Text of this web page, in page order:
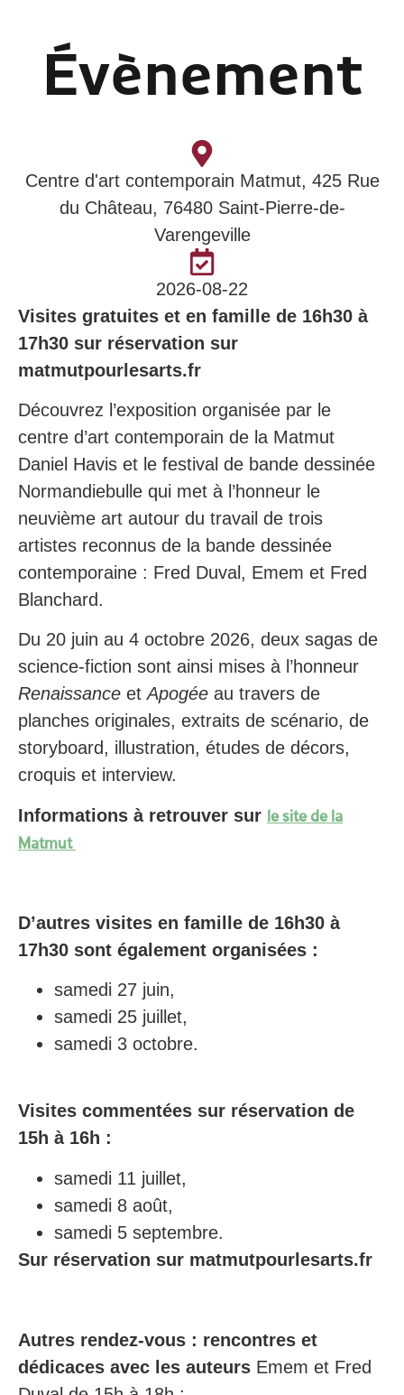
Évènement
Centre d'art contemporain Matmut, 425 Rue
du Château, 76480 Saint-Pierre-de-
Varengeville
2026-08-22
Visites gratuites et en famille de 16h30 à
17h30 sur réservation sur
matmutpourlesarts.fr
Découvrez l’exposition organisée par le
centre d’art contemporain de la Matmut
Daniel Havis et le festival de bande dessinée
Normandiebulle qui met à l’honneur le
neuvième art autour du travail de trois
artistes reconnus de la bande dessinée
contemporaine : Fred Duval, Emem et Fred
Blanchard.
Du 20 juin au 4 octobre 2026, deux sagas de
science-fiction sont ainsi mises à l’honneur
Renaissance etApogée au travers de
planches originales, extraits de scénario, de
storyboard, illustration, études de décors,
croquis et interview.
Informations à retrouver sur le site de la
Matmut
D’autres visites en famille de 16h30 à
17h30 sont également organisées :
samedi 27 juin,
samedi 25 juillet,
samedi 3 octobre.
Visites commentées sur réservation de
15h à 16h :
samedi 11 juillet,
samedi 8 août,
samedi 5 septembre.
Sur réservation sur matmutpourlesarts.fr
Autres rendez-vous : rencontres et
dédicaces avec les auteurs Emem et Fred